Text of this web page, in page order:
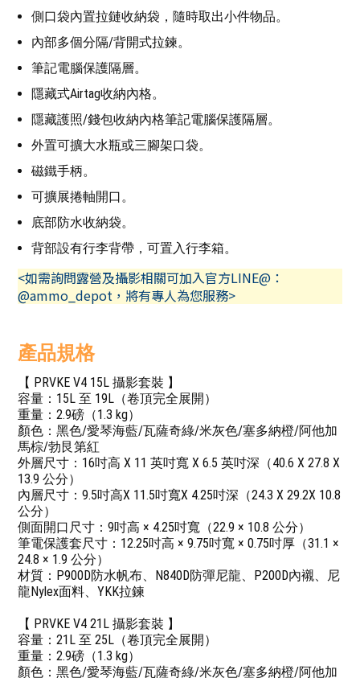
側口袋內置拉鏈收納袋，隨時取出小件物品。
內部多個分隔/背開式拉鍊。
筆記電腦保護隔層。
隱藏式Airtag收納內格。
隱藏護照/錢包收納內格筆記電腦保護隔層。
外置可擴大水瓶或三腳架口袋。
磁鐵手柄。
可擴展捲軸開口。
底部防水收納袋。
背部設有行李背帶，可置入行李箱。
<如需詢問露營及攝影相關可加入官方LINE@：
@ammo_depot，將有專人為您服務>
產品規格
【 PRVKE V4 15L 攝影套裝 】
容量：15L 至 19L（卷頂完全展開）
重量：2.9磅（1.3 kg）
顏色：黑色/愛琴海藍/瓦薩奇綠/米灰色/塞多納橙/阿他加
馬棕/勃艮第紅
外層尺寸：16吋高 X 11 英吋寬 X 6.5 英吋深（40.6 X 27.8 X
13.9 公分）
內層尺寸：9.5吋高X 11.5吋寬X 4.25吋深（24.3 X 29.2X 10.8
公分）
側面開口尺寸：9吋高 × 4.25吋寬（22.9 × 10.8 公分）
筆電保護套尺寸：12.25吋高 × 9.75吋寬 × 0.75吋厚（31.1 ×
24.8 × 1.9 公分）
材質：P900D防水帆布、N840D防彈尼龍、P200D內襯、尼
龍Nylex面料、YKK拉鍊
【 PRVKE V4 21L 攝影套裝 】
容量：21L 至 25L（卷頂完全展開）
重量：2.9磅（1.3 kg）
顏色：黑色/愛琴海藍/瓦薩奇綠/米灰色/塞多納橙/阿他加